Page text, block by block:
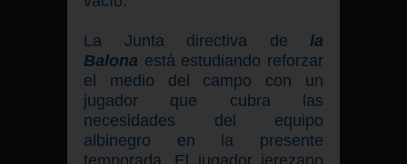
La Junta directiva de la
Balona está estudiando reforzar
el medio del campo con un
jugador que cubra las
necesidades del equipo
albinegro en la presente
temporada. El jugador jerezano